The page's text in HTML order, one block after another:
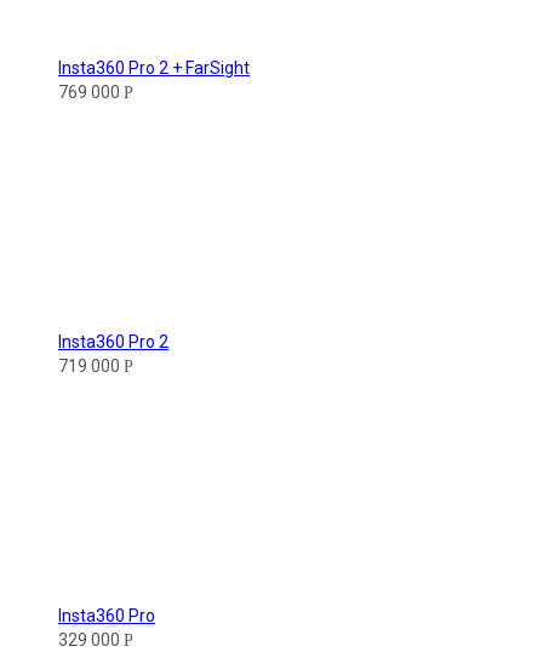
Insta360 Pro 2 + FarSight
769 000 Р
Insta360 Pro 2
719 000 Р
Insta360 Pro
329 000 Р